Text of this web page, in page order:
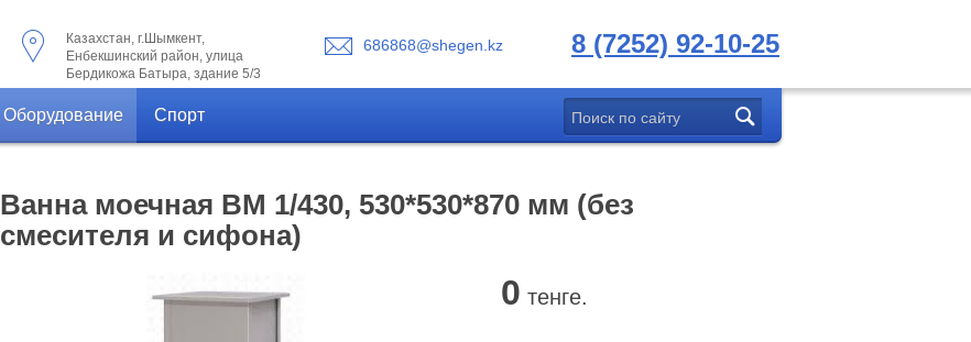
Казахстан, г.Шымкент,
Енбекшинский район, улица
Бердикожа Батыра, здание 5/3
686868@shegen.kz 8 (7252) 92-10-25
Оборудование Спорт
Ванна моечная ВМ 1/430, 530*530*870 мм (без
смесителя и сифона)
0 тенге.